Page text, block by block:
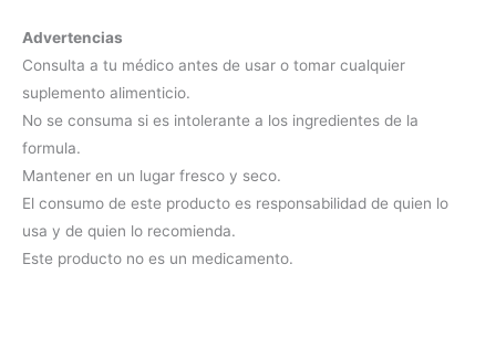
Advertencias
Consulta a tu médico antes de usar o tomar cualquier
suplemento alimenticio.
No se consuma si es intolerante a los ingredientes de la
formula.
Mantener en un lugar fresco y seco.
El consumo de este producto es responsabilidad de quien lo
usa y de quien lo recomienda.
Este producto no es un medicamento.